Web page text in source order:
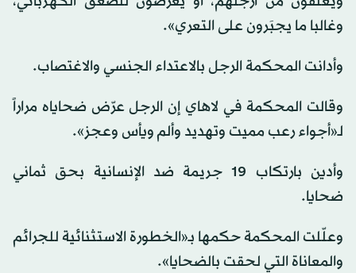
وغالبا ما يجبَرون على التعري».
وأدانت المحكمة الرجل بالاعتداء الجنسي والاغتصاب.
وقالت المحكمة في لاهاي إن الرجل عرّض ضحاياه مراراً
لـ«أجواء رعب مميت وتهديد وألم ويأس وعجز».
وأدين بارتكاب 19 جريمة ضد الإنسانية بحق ثماني
ضحايا.
وعلّلت المحكمة حكمها بـ«الخطورة الاستثنائية للجرائم
والمعاناة التي لحقت بالضحايا».